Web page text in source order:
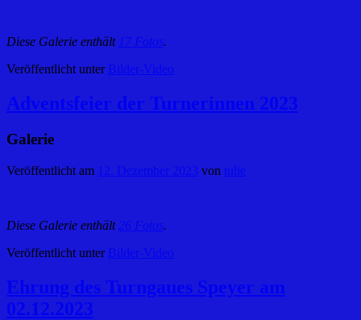
Diese Galerie enthält 17 Fotos.
Veröffentlicht unter Bilder-Video
Adventsfeier der Turnerinnen 2023
Galerie
Veröffentlicht am 12. Dezember 2023 von tulie
Diese Galerie enthält 26 Fotos.
Veröffentlicht unter Bilder-Video
Ehrung des Turngaues Speyer am
02.12.2023